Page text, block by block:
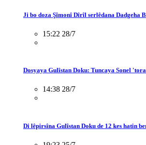
Ji bo doza Şîmonî Dîrîl serlêdana Dadgeha
15:22 28/7
Dosyaya Gulîstan Doku: Tuncaya Sonel
14:38 28/7
Di lêpirsîna Gulîstan Doku de 12 kes hatin